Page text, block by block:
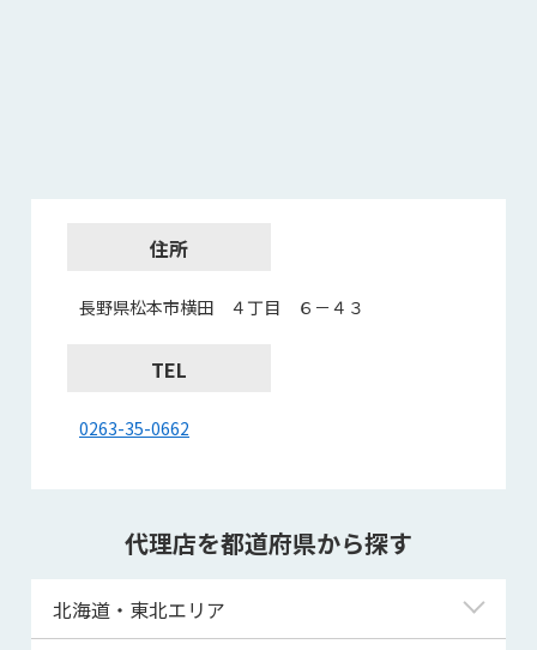
住所
長野県松本市横田 ４丁目 ６－４３
TEL
0263-35-0662
代理店を都道府県から探す
北海道・東北エリア